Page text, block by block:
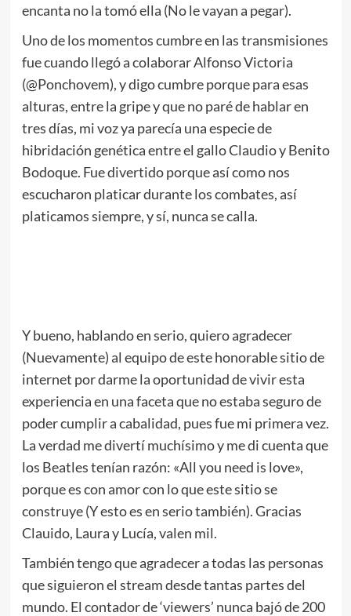
encanta no la tomó ella (No le vayan a pegar).
Uno de los momentos cumbre en las transmisiones
fue cuando llegó a colaborar Alfonso Victoria
(@Ponchovem), y digo cumbre porque para esas
alturas, entre la gripe y que no paré de hablar en
tres días, mi voz ya parecía una especie de
hibridación genética entre el gallo Claudio y Benito
Bodoque. Fue divertido porque así como nos
escucharon platicar durante los combates, así
platicamos siempre, y sí, nunca se calla.
Y bueno, hablando en serio, quiero agradecer
(Nuevamente) al equipo de este honorable sitio de
internet por darme la oportunidad de vivir esta
experiencia en una faceta que no estaba seguro de
poder cumplir a cabalidad, pues fue mi primera vez.
La verdad me divertí muchísimo y me di cuenta que
los Beatles tenían razón: «All you need is love»,
porque es con amor con lo que este sitio se
construye (Y esto es en serio también). Gracias
Clauido, Laura y Lucía, valen mil.
También tengo que agradecer a todas las personas
que siguieron el stream desde tantas partes del
mundo. El contador de ‘viewers’ nunca bajó de 200